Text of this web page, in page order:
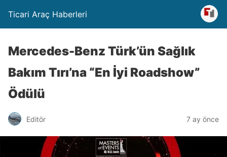
Ticari Araç Haberleri
Mercedes-Benz Türk’ün Sağlık
Bakım Tırı’na “En İyi Roadshow”
Ödülü
Editör 7 ay önce